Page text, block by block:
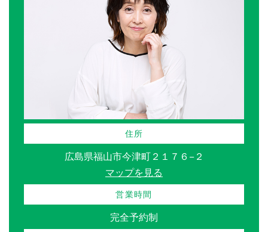
住所
広島県福山市今津町２１７６−２
マップを見る
営業時間
完全予約制